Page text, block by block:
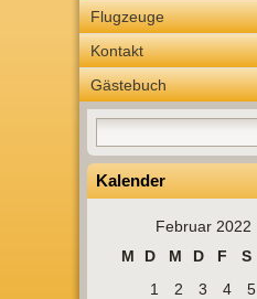
Flugzeuge
Kontakt
Gästebuch
Kalender
Februar 2022
M
D M D F S
1
2 3 4 5